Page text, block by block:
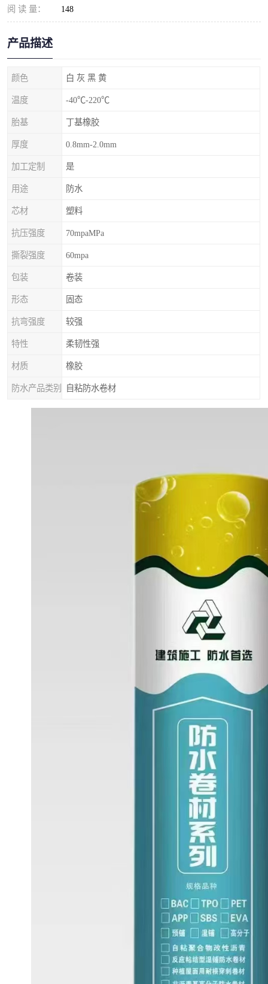
阅 读 量： 148
产品描述
颜色 白 灰 黑 黄
温度 -40℃-220℃
胎基 丁基橡胶
厚度 0.8mm-2.0mm
加工定制 是
用途 防水
芯材 塑料
抗压强度 70mpaMPa
撕裂强度 60mpa
包装 卷装
形态 固态
抗弯强度 较强
特性 柔韧性强
材质 橡胶
防水产品类别 自粘防水卷材